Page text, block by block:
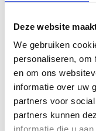
Deze website
We gebruiken
personaliseren, om
en om ons
informatie over uw
partners voor
partners kunnen
Aantal